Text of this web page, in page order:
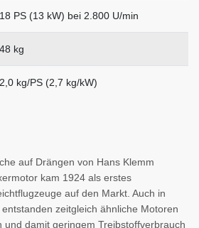
18 PS (13 kW) bei 2.800 U/min
48 kg
2,0 kg/PS (2,7 kg/kW)
auf Drängen von Hans Klemm
kam 1924 als erstes
auf den Markt. Auch in
zeitgleich ähnliche Motoren
und damit geringem Treibstoffverbrauch